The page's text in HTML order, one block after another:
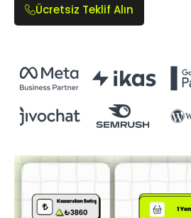
Ücretsiz Teklif Alın